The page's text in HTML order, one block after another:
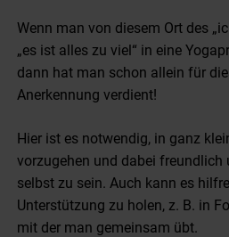
Wenn man von diesem Ort des
„es ist alles zu viel“ in eine
dann hat man schon allein für
Anerkennung verdient!
Hier ist es notwendig, in ganz
vorzugehen und dabei
selbst zu sein. Auch kann es
Unterstützung zu holen, z. B. in
mit der man gemeinsam übt.